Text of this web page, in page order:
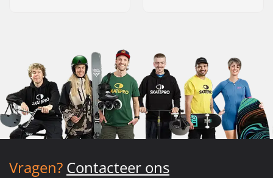
Vragen? Contacteer ons